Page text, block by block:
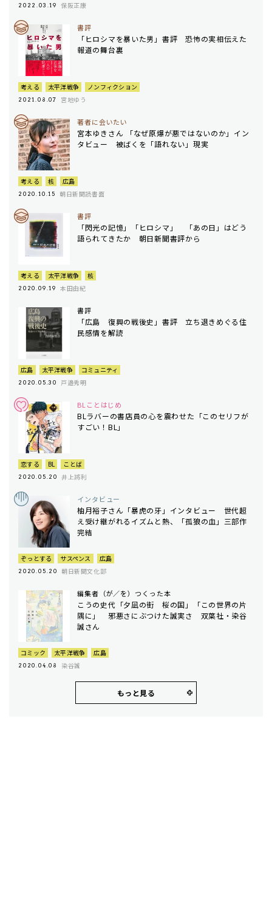
2022.03.19 保阪正康
書評
「ヒロシマを暴いた男」書評 恐怖の実相伝えた
報道の舞台裏
考える 太平洋戦争 ノンフィクション
2021.08.07 宮地ゆう
著者に会いたい
宮本ゆきさん 「なぜ原爆が悪ではないのか」イン
タビュー 被ばくを「語れない」現実
考える 核 広島
2020.10.15 朝日新聞読書面
書評
「閃光の記憶」「ヒロシマ」 「あの日」はどう
語られてきたか 朝日新聞書評から
考える 太平洋戦争 核
2020.09.19 本田由紀
書評
「広島 復興の戦後史」書評 立ち退きめぐる住
民感情を解読
広島 太平洋戦争 コミュニティ
2020.05.30 戸邉秀明
BLことはじめ
BLラバーの書店員の心を震わせた「このセリフが
すごい！BL」
恋する BL ことば
2020.05.20 井上將利
インタビュー
柚月裕子さん「暴虎の牙」インタビュー 世代超
え受け継がれるイズムと熱、「孤狼の血」三部作
完結
ぞっとする サスペンス 広島
2020.05.20 朝日新聞文化部
編集者（が／を）つくった本
こうの史代「夕凪の街 桜の国」「この世界の片
隅に」 邪悪さにぶつけた誠実さ 双葉社・染谷
誠さん
コミック 太平洋戦争 広島
2020.04.08 染谷誠
もっと見る